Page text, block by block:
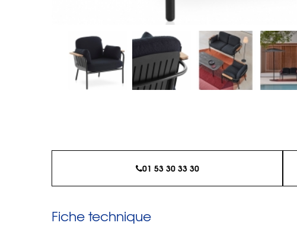
01 53 30 33 30
Fiche technique